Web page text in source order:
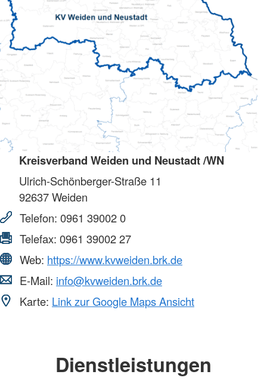
Kreisverband Weiden und Neustadt /WN
Ulrich-Schönberger-Straße 11
92637Weiden
Telefon: 0961 39002 0
Telefax: 0961 39002 27
Web: https://www.kvweiden.brk.de
E-Mail: info@kvweiden.brk.de
Karte: Link zur Google Maps Ansicht
Dienstleistungen